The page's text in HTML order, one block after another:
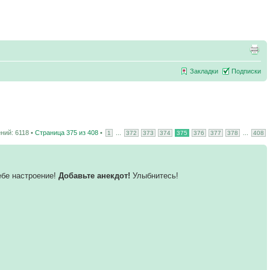
Закладки Подписки
6118 • Страница 375 из 408 • 1 372 373 374 375 376 377 378 408
настроение!Добавьте анекдот! Улыбнитесь!